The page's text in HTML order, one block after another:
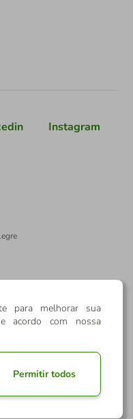
Instagram
para melhorar sua
acordo com nossa
Permitir todos